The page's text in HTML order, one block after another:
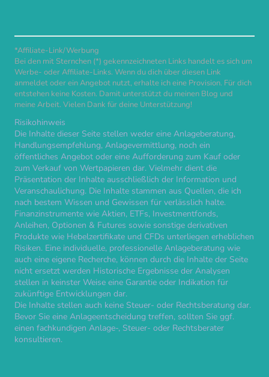
*Affiliate-Link/Werbung
Bei den mit Sternchen (*) gekennzeichneten Links handelt es sich um
Werbe- oder Affiliate-Links. Wenn du dich über diesen Link
anmeldet oder ein Angebot nutzt, erhalte ich eine Provision. Für dich
entstehen keine Kosten. Damit unterstützt du meinen Blog und
meine Arbeit. Vielen Dank für deine Unterstützung!
Risikohinweis
Die Inhalte dieser Seite stellen weder eine Anlageberatung,
Handlungsempfehlung, Anlagevermittlung, noch ein
öffentliches Angebot oder eine Aufforderung zum Kauf oder
zum Verkauf von Wertpapieren dar. Vielmehr dient die
Präsentation der Inhalte ausschließlich der Information und
Veranschaulichung. Die Inhalte stammen aus Quellen, die ich
nach bestem Wissen und Gewissen für verlässlich halte.
Finanzinstrumente wie Aktien, ETFs, Investmentfonds,
Anleihen, Optionen & Futures sowie sonstige derivativen
Produkte wie Hebelzertifikate und CFDs unterliegen erheblichen
Risiken. Eine individuelle, professionelle Anlageberatung wie
auch eine eigene Recherche, können durch die Inhalte der Seite
nicht ersetzt werden Historische Ergebnisse der Analysen
stellen in keinster Weise eine Garantie oder Indikation für
zukünftige Entwicklungen dar.
Die Inhalte stellen auch keine Steuer- oder Rechtsberatung dar.
Bevor Sie eine Anlageentscheidung treffen, sollten Sie ggf.
einen fachkundigen Anlage-, Steuer- oder Rechtsberater
konsultieren.